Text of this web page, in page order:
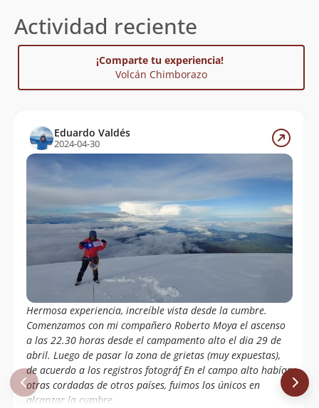
Actividad reciente
¡Comparte tu experiencia!
Volcán Chimborazo
Eduardo Valdés
2024-04-30
Hermosa experiencia, increíble vista desde la cumbre.
Comenzamos con mi compañero Roberto Moya el ascenso
a las 22.30 horas desde el campamento alto el dia 29 de
abril. Luego de pasar la zona de grietas (muy expuestas),
de acuerdo a los registros fotográf En el campo alto habían
otras cordadas de otros países, fuimos los únicos en
alcanzar la cumbre.